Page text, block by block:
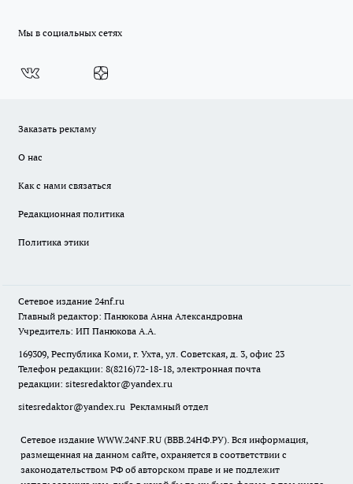
Мы в социальных сетях
Заказать рекламу
О нас
Как с нами связаться
Редакционная политика
Политика этики
Сетевое издание 24nf.ru
Главный редактор: Панюкова Анна Александровна
Учредитель: ИП Панюкова А.А.
169309, Республика Коми, г. Ухта, ул. Советская, д. 3, офис 23
Телефон редакции: 8(8216)72-18-18, электронная почта
редакции: sitesredaktor@yandex.ru
sitesredaktor@yandex.ru Рекламный отдел
Сетевое издание WWW.24NF.RU (ВВВ.24НФ.РУ). Вся информация,
размещенная на данном сайте, охраняется в соответствии с
законодательством РФ об авторском праве и не подлежит